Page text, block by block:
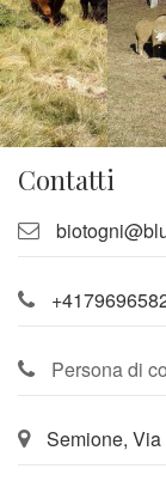
Contatti
Persona di
Semione,